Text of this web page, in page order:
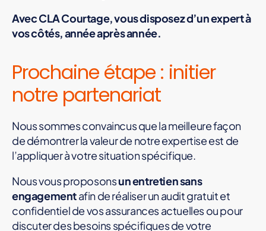
Avec CLA Courtage, vous disposez d’un expert à
vos côtés, année après année.
Prochaine étape : initier
notre partenariat
Nous sommes convaincus que la meilleure façon
de démontrer la valeur de notre expertise est de
l’appliquer à votre situation spécifique.
Nous vous proposonsun entretien sans
engagementafin de réaliser un audit gratuit et
confidentiel de vos assurances actuelles ou pour
discuter des besoins spécifiques de votre